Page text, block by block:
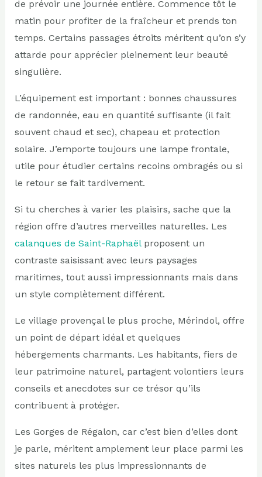
de prévoir une journée entière. Commence tôt le
matin pour profiter de la fraîcheur et prends ton
temps. Certains passages étroits méritent qu’on s’y
attarde pour apprécier pleinement leur beauté
singulière.
L’équipement est important : bonnes chaussures
de randonnée, eau en quantité suffisante (il fait
souvent chaud et sec), chapeau et protection
solaire. J’emporte toujours une lampe frontale,
utile pour étudier certains recoins ombragés ou si
le retour se fait tardivement.
Si tu cherches à varier les plaisirs, sache que la
région offre d’autres merveilles naturelles. Les
calanques de Saint-Raphaëlproposent un
contraste saisissant avec leurs paysages
maritimes, tout aussi impressionnants mais dans
un style complètement différent.
Le village provençal le plus proche, Mérindol, offre
un point de départ idéal et quelques
hébergements charmants. Les habitants, fiers de
leur patrimoine naturel, partagent volontiers leurs
conseils et anecdotes sur ce trésor qu’ils
contribuent à protéger.
Les Gorges de Régalon, car c’est bien d’elles dont
je parle, méritent amplement leur place parmi les
sites naturels les plus impressionnants de